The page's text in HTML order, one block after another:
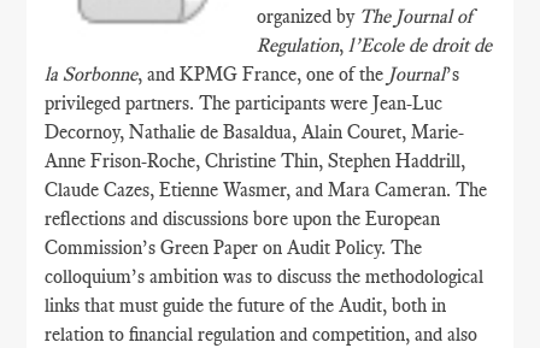
organized by The Journal of
Regulation,l’Ecole de droit de
la Sorbonne, and KPMG France, one of the Journal’s
privileged partners. The participants were Jean-Luc
Decornoy, Nathalie de Basaldua, Alain Couret, Marie-
Anne Frison-Roche, Christine Thin, Stephen Haddrill,
Claude Cazes, Etienne Wasmer, and Mara Cameran. The
reflections and discussions bore upon the European
Commission’s Green Paper on Audit Policy. The
colloquium’s ambition was to discuss the methodological
links that must guide the future of the Audit, both in
relation to financial regulation and competition, and also